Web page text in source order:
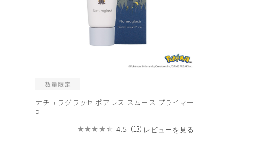
ナチュラグラッセ ポアレス スムース プライマー
P
4.5 （13） レビューを見る